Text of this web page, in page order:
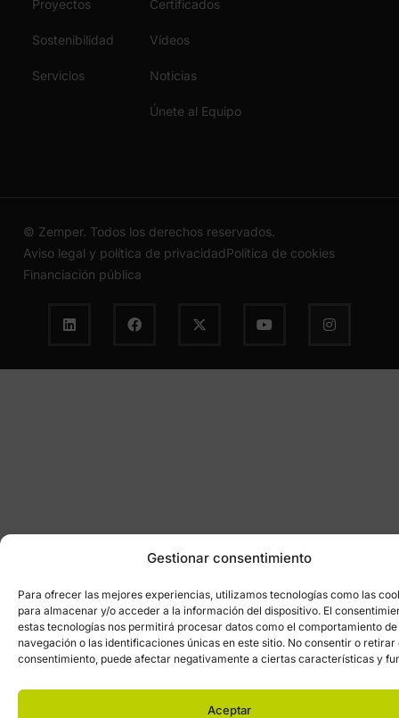
Gestionar consentimiento
Para ofrecer las mejores experiencias, utilizamos tecnologías como las
para almacenar y/o acceder a la información del dispositivo. El
estas tecnologías nos permitirá procesar datos como el comportamiento de
navegación o las identificaciones únicas en este sitio. No consentir o retirar
consentimiento, puede afectar negativamente a ciertas características y
Aceptar
Proyectos
Sostenibilidad
Servicios
Certificados
Vídeos
Noticias
Únete al Equipo
© Zemper. Todos los derechos reservados.
Aviso legal y política de privacidadPolítica de cookies
Financiación pública